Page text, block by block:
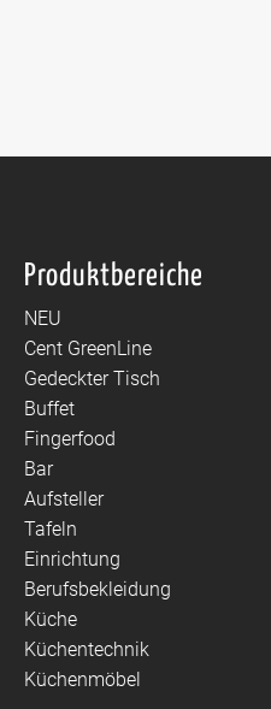
Produktbereiche
NEU
Cent GreenLine
Gedeckter Tisch
Buffet
Fingerfood
Bar
Aufsteller
Tafeln
Einrichtung
Berufsbekleidung
Küche
Küchentechnik
Küchenmöbel